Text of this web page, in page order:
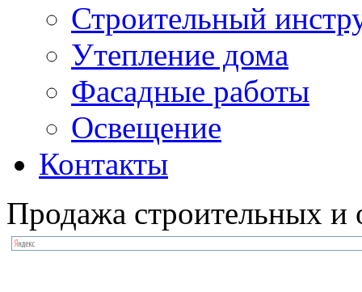
Строительный
Утепление дома
Фасадные работы
Освещение
Контакты
Продажа строительных и